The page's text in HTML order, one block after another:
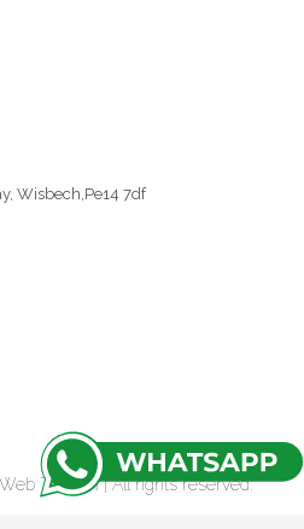
Wisbech,Pe14 7df
Tasarım| All rights reserved.